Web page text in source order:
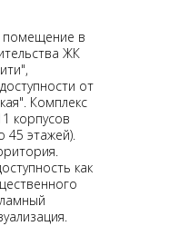
помещение в
ЖК
от
Комплекс
корпусов
45 этажей).
как